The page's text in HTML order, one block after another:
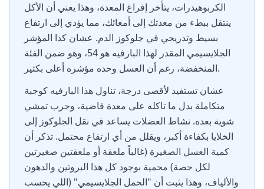
الكربوهيدرات، يتأخر إفراغ المعدة، وهذا يعني أن الأكل
ينتقل ببطء من معدتك إلى أمعائك، مما يؤدي إلى ارتفاع
بسيط وتدريجي في جلوكوز الدم. عشان كذا المؤشر
الجلايسيمي المقدر لهذا البارفيه هو 54، وهو ضمن الفئة
المنخفضة، رغم أن العسل وحده مؤشره أعلى بكثير.
عشان تستفيد لأقصى درجة، تناول هذا البارفيه كوجبة
متكاملة بدل ما تاكله على معدة فاضية، وجرب تمشي
شوية بعده. نشاط العضلات يساعد في نقل الجلوكوز إلى
الخلايا بكفاءة أكبر، ويقلل من أي ارتفاع محتمل. تذكر أن
كمية العسل الصغيرة (غالباً ملعقة أو ملعقتين صغيرتين
لكل حصة) محمية بوجود كل هذا البروتين والدهون
والألياف، وهذا يثبت أن "الحمل الجلايسيمي" (اللي يحسب